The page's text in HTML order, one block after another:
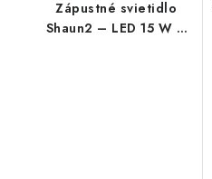
Zápustné svietidlo
Shaun2 – LED 15 W –